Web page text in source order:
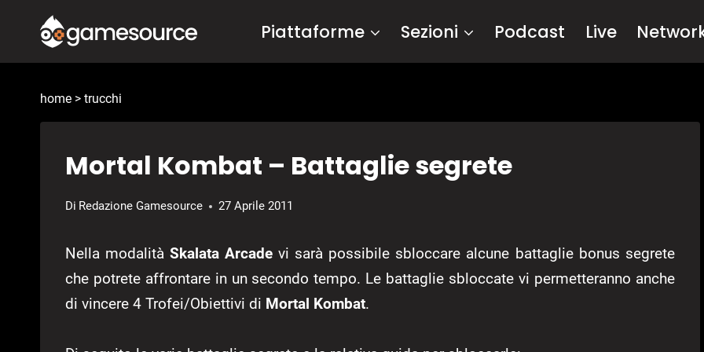
contenuto
Piattaforme Sezioni Podcast Live
home > trucchi
Mortal Kombat – Battaglie segrete
Di Redazione Gamesource 27 Aprile 2011
Nella modalitàSkalata Arcadevi sarà possibile sbloccare alcune battaglie bonus segrete
che potrete affrontare in un secondo tempo. Le battaglie sbloccate vi permetteranno anche
di vincere 4 Trofei/Obiettivi di Mortal Kombat.